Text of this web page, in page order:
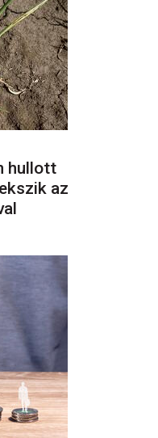
hullott
az